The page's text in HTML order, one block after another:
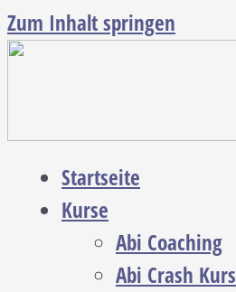
Zum Inhalt springen
Startseite
Kurse
Abi Coaching
Abi Crash Kurs